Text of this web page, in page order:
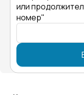
или
номер"